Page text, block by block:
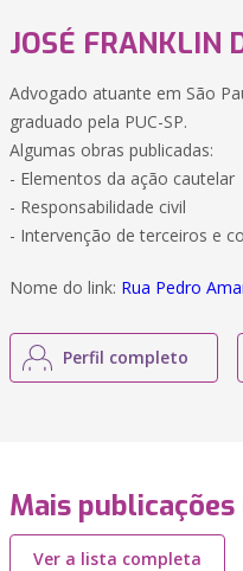
JOSÉ FRANKLIN
Advogado atuante em São
graduado pela PUC-SP.
Algumas obras publicadas:
- Elementos da ação cautelar
- Responsabilidade civil
- Intervenção de terceiros e
Nome do link: Rua Pedro
Perfil completo
Mais
Ver a lista completa